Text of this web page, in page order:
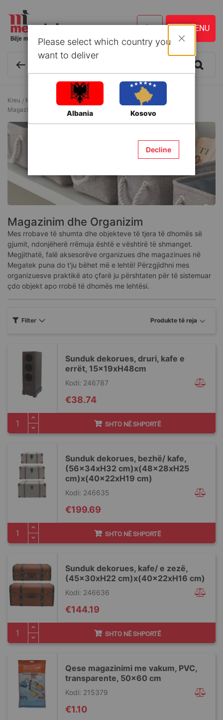
Kreu Mobilim i brendshëm
Mobilje për dhomë gjumi
Magazinim dhe Organizim
Magazinim dhe Organizim
Mes rrobave të shumta dhe objekteve të tjera të dhomës së
gjumit, ndonjëherë rrëmuja është e vështirë të shmanget.
Megjithatë, falë aksesorëve organizues dhe magazinues në
Megatek puna do t'ju bëhet më e lehtë! Përzgjidhni mes
organizuesve praktikë ato çfarë ju përshtaten për të sistemuar
çdo objekt apo rrobë të dhomës me lehtësi.
Sunduk dekorues, druri, kafe e
errët, 15x19xH48cm
Kodi: 246787
€38.74
SHTO NË SHPORTË
Sunduk dekorues, bezhë/ kafe,
(56x34xH32 cm)x(48x28xH25
cm)x(40x22xH19 cm)
Kodi: 246635
€199.69
SHTO NË SHPORTË
Sunduk dekorues, kafe/ e zezë,
(45x30xH22 cm)x(40x22xH16 cm)
Kodi: 246636
€144.19
SHTO NË SHPORTË
Qese magazinimi me vakum, PVC,
transparente, 50x60 cm
Kodi: 215379
€1.10
Filter
Please select which country you
want to deliver
Albania Kosovo
Decline